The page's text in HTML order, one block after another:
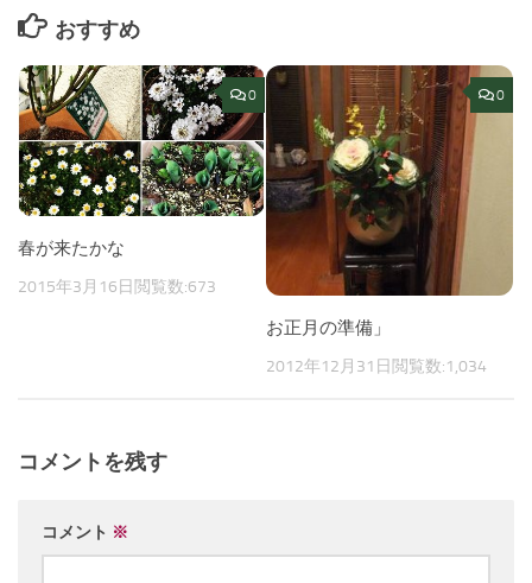
おすすめ
0
春が来たかな
2015年3月16日 閲覧数:673
0
お正月の準備」
2012年12月31日 閲覧数:1,034
コメントを残す
コメント ※